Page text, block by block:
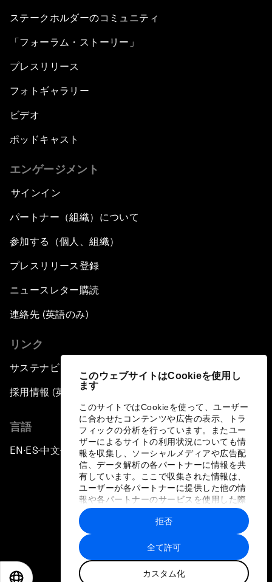
このウェブサイトはCookieを使用し
ます
このサイトではCookieを使って、ユーザー
に合わせたコンテンツや広告の表示、トラ
フィックの分析を行っています。またユー
ザーによるサイトの利用状況についても情
報を収集し、ソーシャルメディアや広告配
信、データ解析の各パートナーに情報を共
有しています。ここで収集された情報は、
ユーザーが各パートナーに提供した他の情
報や各パートナーのサービスを使用した際
に収集された情報と組み合わされ、各パー
トナーによって使用されることがありま
す。
全て許可
カスタム化
拒否
ステークホルダーのコミュニティ
「フォーラム・ストーリー」
プレスリリース
フォトギャラリー
ビデオ
ポッドキャスト
エンゲージメント
サインイン
パートナー（組織）について
参加する（個人、組織）
プレスリリース登録
ニュースレター購読
連絡先 (英語のみ)
リンク
サステナビリティへの取り組み
採用情報 (英語のみ)
言語
EN ▪ES▪中文▪ 日本語
プライバシーポリシーと利用規約
サイトマップ
©
世界経済フォーラム